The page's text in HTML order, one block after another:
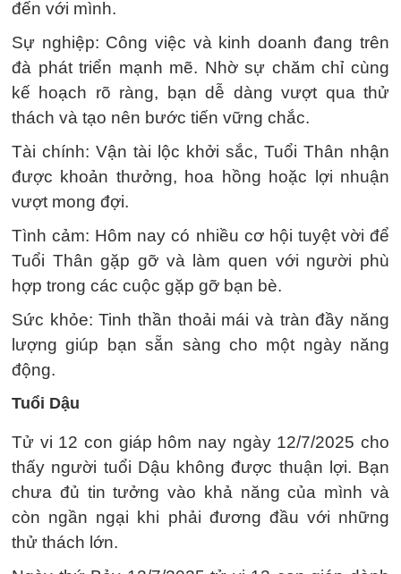
đến với mình.
Sự nghiệp: Công việc và kinh doanh đang trên
đà phát triển mạnh mẽ. Nhờ sự chăm chỉ cùng
kế hoạch rõ ràng, bạn dễ dàng vượt qua thử
thách và tạo nên bước tiến vững chắc.
Tài chính: Vận tài lộc khởi sắc, Tuổi Thân nhận
được khoản thưởng, hoa hồng hoặc lợi nhuận
vượt mong đợi.
Tình cảm: Hôm nay có nhiều cơ hội tuyệt vời để
Tuổi Thân gặp gỡ và làm quen với người phù
hợp trong các cuộc gặp gỡ bạn bè.
Sức khỏe: Tinh thần thoải mái và tràn đầy năng
lượng giúp bạn sẵn sàng cho một ngày năng
động.
Tuổi Dậu
Tử vi 12 con giáp hôm nay ngày 12/7/2025 cho
thấy người tuổi Dậu không được thuận lợi. Bạn
chưa đủ tin tưởng vào khả năng của mình và
còn ngần ngại khi phải đương đầu với những
thử thách lớn.